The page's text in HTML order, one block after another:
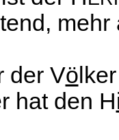
mehr
der Vö
hat den H